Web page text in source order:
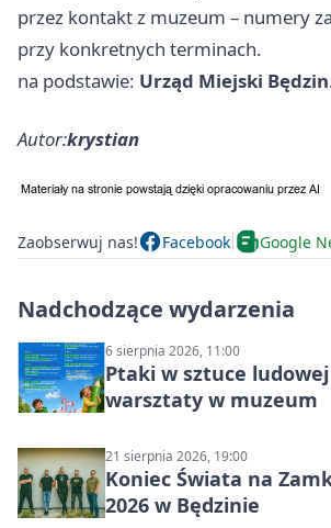
przez kontakt z muzeum – numery
przy konkretnych terminach.
na podstawie: Urząd Miejski Będzin
Autor:krystian
Zaobserwuj nas! Facebook Google
Nadchodzące wydarzenia
6 sierpnia 2026, 11:00
Ptaki w sztuce
warsztaty w muzeum
21 sierpnia 2026, 19:00
Koniec Świata na
2026 w Będzinie